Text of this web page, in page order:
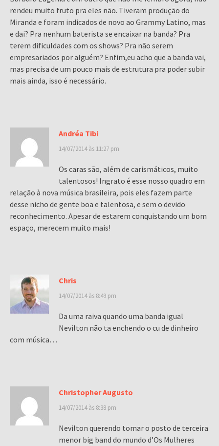
rendeu muito fruto pra eles não. Tiveram produção do
Miranda e foram indicados de novo ao Grammy Latino, mas
e dai? Pra nenhum baterista se encaixar na banda? Pra
terem dificuldades com os shows? Pra não serem
empresariados por alguém? Enfim,eu acho que a banda vai,
mas precisa de um pouco mais de estrutura pra poder subir
mais ainda, isso é necessário.
Andréa Tibi
14/07/2014 às 11:27 pm
Os caras são, além de carismáticos, muito
talentosos! Ingrato é esse nosso quadro em
relação à nova música brasileira, pois eles fazem parte
desse nicho de gente boa e talentosa, e sem o devido
reconhecimento. Apesar de estarem conquistando um bom
espaço, merecem muito mais!
Chris
14/07/2014 às 8:49 pm
Da uma raiva quando uma banda igual
Nevilton não ta enchendo o cu de dinheiro
com música…
Christopher Augusto
14/07/2014 às 8:38 pm
Nevilton querendo tomar o posto de terceira
menor big band do mundo d’Os Mulheres